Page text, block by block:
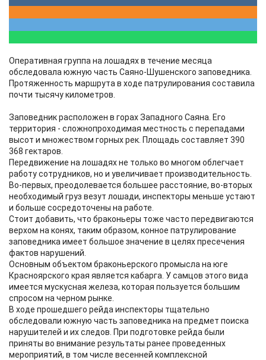
Оперативная группа на лошадях в течение месяца
обследовала южную часть Саяно-Шушенского заповедника.
Протяженность маршрута в ходе патрулирования составила
почти тысячу километров.
Заповедник расположен в горах Западного Саяна. Его
территория - сложнопроходимая местность с перепадами
высот и множеством горных рек. Площадь составляет 390
368 гектаров.
Передвижение на лошадях не только во многом облегчает
работу сотрудников, но и увеличивает производительность.
Во-первых, преодолевается большее расстояние, во-вторых
необходимый груз везут лошади, инспекторы меньше устают
и больше сосредоточены на работе.
Стоит добавить, что браконьеры тоже часто передвигаются
верхом на конях, таким образом, конное патрулирование
заповедника имеет большое значение в целях пресечения
фактов нарушений.
Основным объектом браконьерского промысла на юге
Красноярского края является кабарга. У самцов этого вида
имеется мускусная железа, которая пользуется большим
спросом на черном рынке.
В ходе прошедшего рейда инспекторы тщательно
обследовали южную часть заповедника на предмет поиска
нарушителей и их следов. При подготовке рейда были
приняты во внимание результаты ранее проведенных
мероприятий, в том числе весенней комплексной